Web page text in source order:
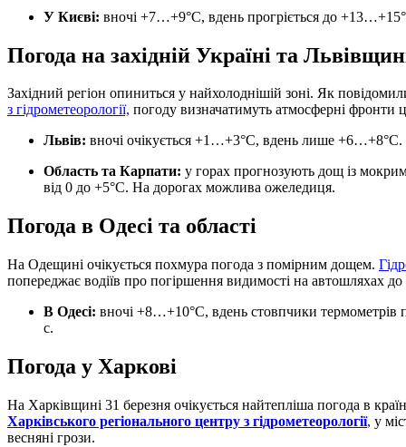
У Києві: вночі +7…+9°C, вдень прогріється до
Погода на західній Україні та
Західний регіон опиниться у найхолоднішій зоні. Як
з гідрометеорології, погоду визначатимуть атмосферні фронти
Львів: вночі очікується +1…+3°C, вдень лише
Область та Карпати: у горах прогнозують дощ із
від 0 до +5°C. На дорогах можлива ожеледиця.
Погода в Одесі та області
На Одещині очікується похмура погода з помірним дощем.
попереджає водіїв про погіршення видимості на автошляхах до
В Одесі: вночі +8…+10°C, вдень стовпчики термометрів
с.
Погода у Харкові
На Харківщині 31 березня очікується найтепліша погода в
Харківського регіонального центру з гідрометеорології, у
весняні грози.